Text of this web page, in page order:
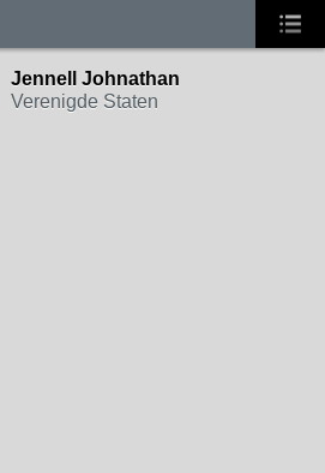
Jennell Johnathan
Verenigde Staten